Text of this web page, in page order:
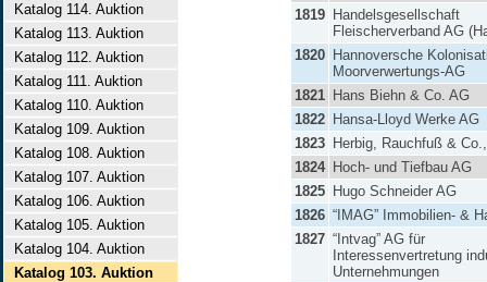
Katalog 114. Auktion
Katalog 113. Auktion
Katalog 112. Auktion
Katalog 111. Auktion
Katalog 110. Auktion
Katalog 109. Auktion
Katalog 108. Auktion
Katalog 107. Auktion
Katalog 106. Auktion
Katalog 105. Auktion
Katalog 104. Auktion
Katalog 103. Auktion
1819 Handelsgesellschaft
Fleischerverband AG
1820 Hannoversche
Moorverwertungs-AG
1821 Hans Biehn & Co. AG
1822 Hansa-Lloyd Werke AG
1823 Herbig, Rauchfuß &
1824 Hoch- und Tiefbau AG
1825 Hugo Schneider AG
1826 “IMAG” Immobilien- &
1827 “Intvag” AG für
Interessenvertretung
Unternehmungen